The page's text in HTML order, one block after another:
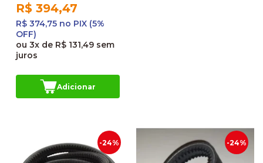
R$ 394,47
R$ 374,75 no PIX (5%
OFF)
ou 3x de R$ 131,49 sem
juros
Adicionar
-24% -24%